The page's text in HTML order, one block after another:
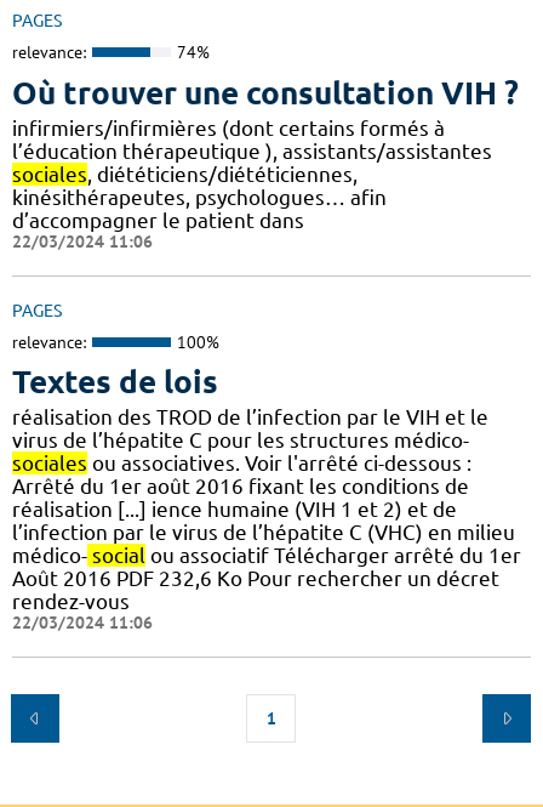
PAGES
relevance: 74%
Où trouver une consultation VIH ?
infirmiers/infirmières (dont certains formés à
l’éducation thérapeutique ), assistants/assistantes
sociales , diététiciens/diététiciennes,
kinésithérapeutes, psychologues… afin
d’accompagner le patient dans
22/03/2024 11:06
PAGES
relevance: 100%
Textes de lois
réalisation des TROD de l’infection par le VIH et le
virus de l’hépatite C pour les structures médico-
sociales ou associatives. Voir l'arrêté ci-dessous :
Arrêté du 1er août 2016 fixant les conditions de
réalisation [...] ience humaine (VIH 1 et 2) et de
l’infection par le virus de l’hépatite C (VHC) en milieu
médico- social ou associatif Télécharger arrêté du 1er
Août 2016 PDF 232,6 Ko Pour rechercher un décret
rendez-vous
22/03/2024 11:06
1